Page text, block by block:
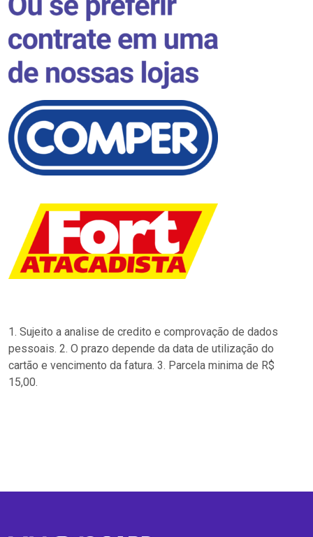
1. Sujeito a analise de credito e comprovação de dados
pessoais. 2. O prazo depende da data de utilização do
cartão e vencimento da fatura. 3. Parcela minima de R$
15,00.